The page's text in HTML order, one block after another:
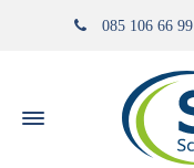
085 106 66 99